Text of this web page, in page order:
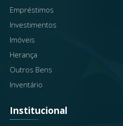
Empréstimos
Investimentos
Imóveis
Herança
Outros Bens
Inventário
Institucional